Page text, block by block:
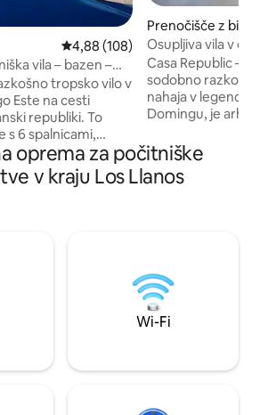
Povprečna ocena: 4,88 od 5, št.
4,88 (108)
vila – bazen –
– sprostitev
tropsko vilo v
Este na cesti
republiki. To
s 6 spalnicami,
ter prijetno
je kot nalašč za
druženja. Stopite
navdušeni nad
igriščem.
Prenočišče z
m v mestu
Osupljiva vila v
Casa Republic –
sodobno razkošje Casa Republic, ki se
nahaja v
Domingu, je
sreča s sodobnim
se v zasebnem
strešni terasi ali
oprema za počitniške
v kraju Los Llanos
Wi-Fi